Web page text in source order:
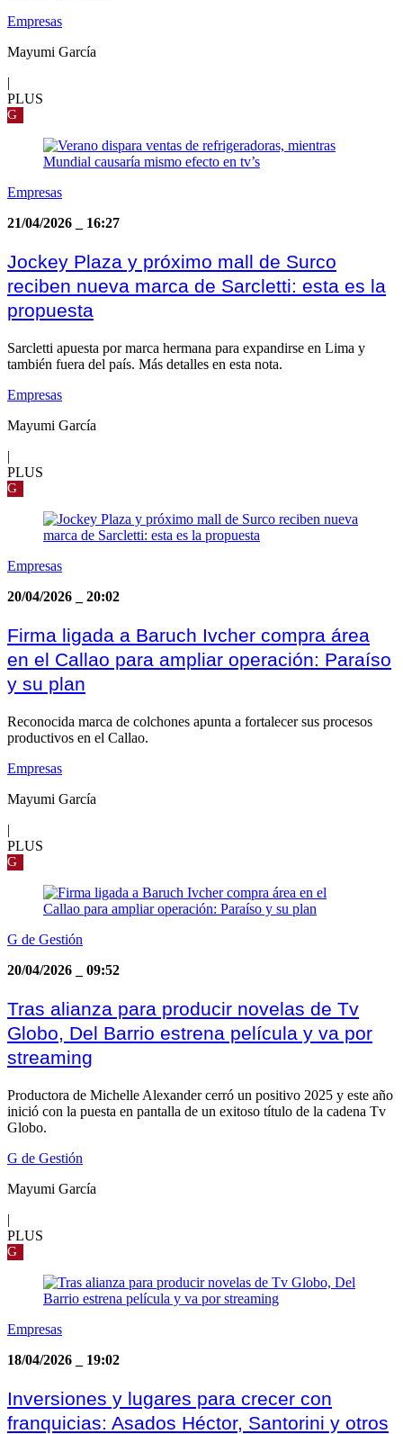
Empresas
Mayumi García
|
PLUS
G
Empresas
21/04/2026
16:27
Jockey Plaza y próximo mall de Surco
reciben nueva marca de Sarcletti: esta es la
propuesta
Sarcletti apuesta por marca hermana para expandirse en Lima y
también fuera del país. Más detalles en esta nota.
Empresas
Mayumi García
|
PLUS
G
Empresas
20/04/2026
20:02
Firma ligada a Baruch Ivcher compra área
en el Callao para ampliar operación: Paraíso
y su plan
Reconocida marca de colchones apunta a fortalecer sus procesos
productivos en el Callao.
Empresas
Mayumi García
|
PLUS
G
G de Gestión
20/04/2026
09:52
Tras alianza para producir novelas de Tv
Globo, Del Barrio estrena película y va por
streaming
Productora de Michelle Alexander cerró un positivo 2025 y este año
inició con la puesta en pantalla de un exitoso título de la cadena Tv
Globo.
G de Gestión
Mayumi García
|
PLUS
G
Empresas
18/04/2026
19:02
Inversiones y lugares para crecer con
franquicias: Asados Héctor, Santorini y otros